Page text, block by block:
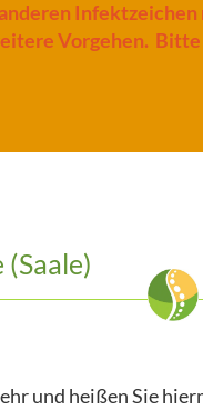
Infektzeichen
Vorgehen.
und heißen Sie